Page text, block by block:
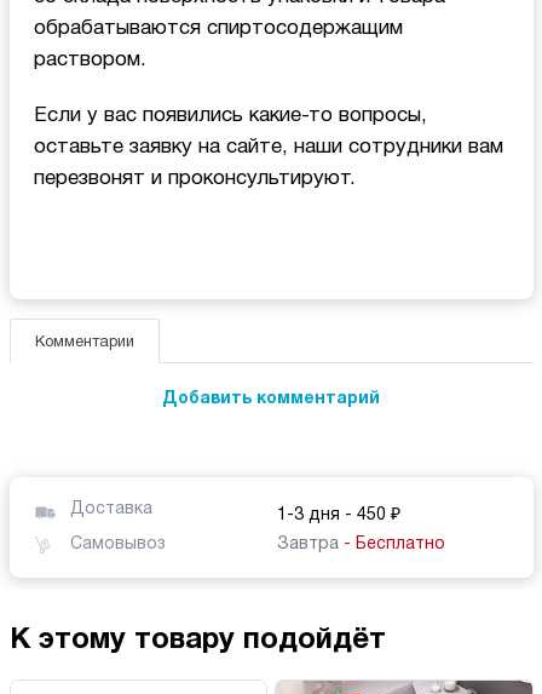
обрабатываются спиртосодержащим
раствором.
Если у вас появились какие-то вопросы,
оставьте заявку на сайте, наши сотрудники вам
перезвонят и проконсультируют.
Комментарии
Добавить комментарий
Доставка 1-3 дня - 450 ₽
Самовывоз
Завтра - Бесплатно
К этому товару подойдёт